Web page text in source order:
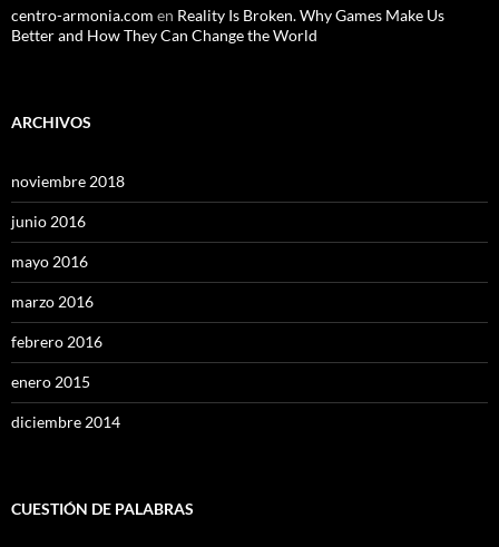
centro-armonia.com en Reality Is Broken. Why Games Make Us
Better and How They Can Change the World
ARCHIVOS
noviembre 2018
junio 2016
mayo 2016
marzo 2016
febrero 2016
enero 2015
diciembre 2014
CUESTIÓN DE PALABRAS